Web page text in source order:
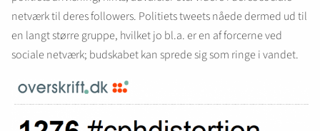
netværk til deres followers. Politiets tweets nåede dermed ud til
en langt større gruppe, hvilket jo bl.a. er en af forcerne ved
sociale netværk; budskabet kan sprede sig som ringe i vandet.